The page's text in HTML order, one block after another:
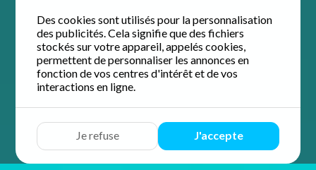
Des cookies sont utilisés pour la personnalisation
des publicités. Cela signifie que des fichiers
stockés sur votre appareil, appelés cookies,
permettent de personnaliser les annonces en
fonction de vos centres d'intérêt et de vos
interactions en ligne.
Je refuse J'accepte